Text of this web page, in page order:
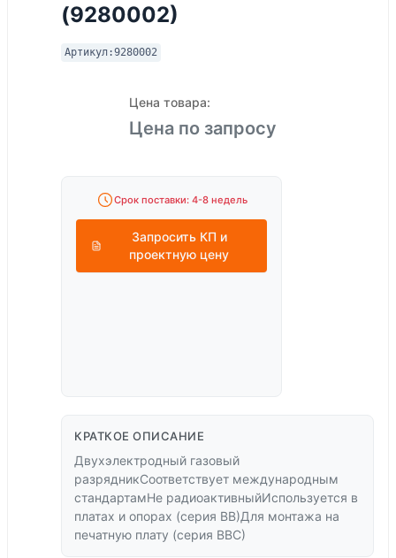
(9280002)
Артикул:9280002
Цена товара:
Цена по запросу
Срок поставки: 4-8 недель
Запросить КП и
проектную цену
КРАТКОЕ ОПИСАНИЕ
Двухэлектродный газовый
разрядникСоответствует международным
стандартамНе радиоактивныйИспользуется в
платах и опорах (серия ВВ)Для монтажа на
печатную плату (серия ВВС)